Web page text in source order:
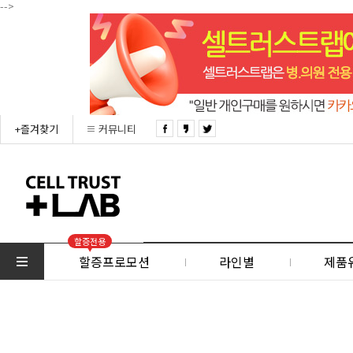
-->
+즐겨찾기 커뮤니티
할증전용
할증프로모션 라인별 제품